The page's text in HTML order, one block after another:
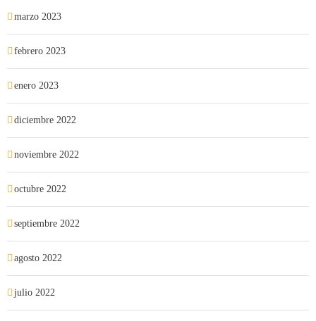
marzo 2023
febrero 2023
enero 2023
diciembre 2022
noviembre 2022
octubre 2022
septiembre 2022
agosto 2022
julio 2022